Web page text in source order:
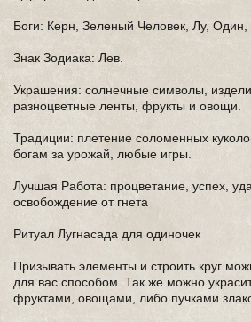
Боги: Керн, Зеленый Человек, Лу, Один,
Знак Зодиака: Лев.
Украшения: солнечные символы,
разноцветные ленты, фрукты и овощи.
Традиции: плетение соломенных
богам за урожай, любые игры.
Лучшая Работа: процветание, успех,
освобождение от гнета
Ритуал Лугнасада для одиночек
Призывать элементы и строить круг
для вас способом. Так же можно
фруктами, овощами, либо пучками